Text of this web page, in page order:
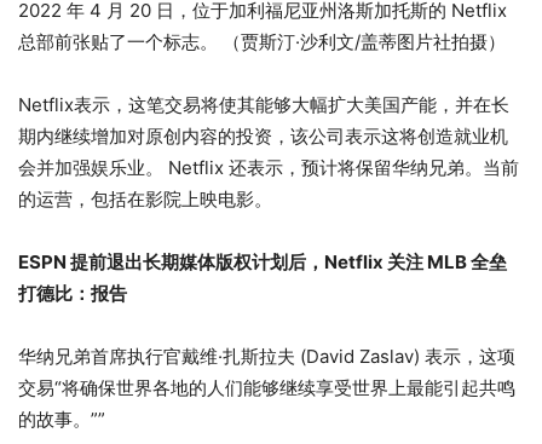
2022 年 4 月 20 日，位于加利福尼亚州洛斯加托斯的 Netflix
总部前张贴了一个标志。
（贾斯汀·沙利文/盖蒂图片社拍摄）
Netflix表示，这笔交易将使其能够大幅扩大美国产能，并在长
期内继续增加对原创内容的投资，该公司表示这将创造就业机
会并加强娱乐业。 Netflix 还表示，预计将保留华纳兄弟。当前
的运营，包括在影院上映电影。
ESPN 提前退出长期媒体版权计划后，Netflix 关注 MLB 全垒
打德比：报告
华纳兄弟首席执行官戴维·扎斯拉夫 (David Zaslav) 表示，这项
交易“将确保世界各地的人们能够继续享受世界上最能引起共鸣
的故事。””